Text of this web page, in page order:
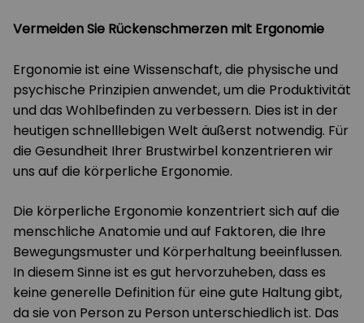
Vermeiden Sie Rückenschmerzen mit Ergonomie
Ergonomie ist eine Wissenschaft, die physische und
psychische Prinzipien anwendet, um die Produktivität
und das Wohlbefinden zu verbessern. Dies ist in der
heutigen schnelllebigen Welt äußerst notwendig. Für
die Gesundheit Ihrer Brustwirbel konzentrieren wir
uns auf die körperliche Ergonomie.
Die körperliche Ergonomie konzentriert sich auf die
menschliche Anatomie und auf Faktoren, die Ihre
Bewegungsmuster und Körperhaltung beeinflussen.
In diesem Sinne ist es gut hervorzuheben, dass es
keine generelle Definition für eine gute Haltung gibt,
da sie von Person zu Person unterschiedlich ist. Das